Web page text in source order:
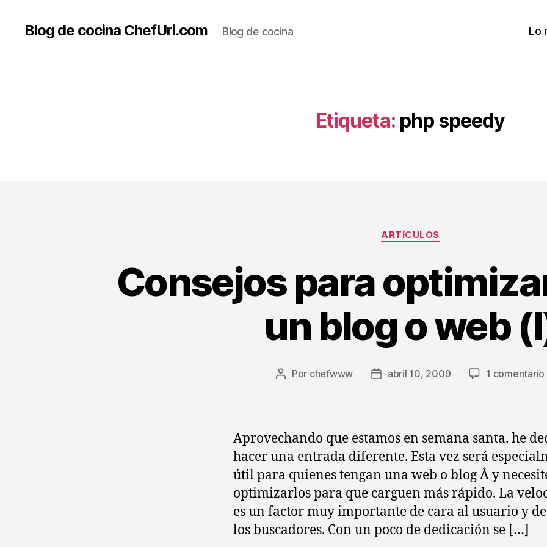
Blog de cocina ChefUri.com Blog de cocina Lo
Etiqueta: php speedy
Categorías
ARTÍCULOS
Consejos para
un blog o web
Autor
Por chefwww
Fechaabril 10, 2009 1 comentario
Aprovechando que estamos en semana santa, he
hacer una entrada diferente. Esta vez será
útil para quienes tengan una web o blog Â y
optimizarlos para que carguen más rápido. La
es un factor muy importante de cara al usuario y
los buscadores. Con un poco de dedicación se […]